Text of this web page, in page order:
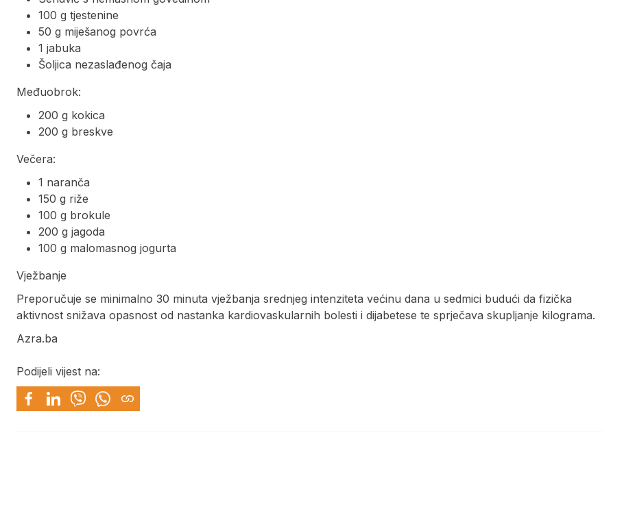
100 g tjestenine
50 g miješanog povrća
1 jabuka
Šoljica nezaslađenog čaja
Međuobrok:
200 g kokica
200 g breskve
Večera:
1 naranča
150 g riže
100 g brokule
200 g jagoda
100 g malomasnog jogurta
Vježbanje
Preporučuje se minimalno 30 minuta vježbanja srednjeg intenziteta većinu dana u sedmici budući da fizička
aktivnost snižava opasnost od nastanka kardiovaskularnih bolesti i dijabetese te sprječava skupljanje kilograma.
Azra.ba
Podijeli vijest na: